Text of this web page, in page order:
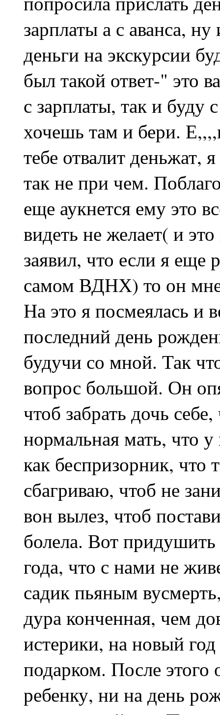
зарплаты а с аванса,
деньги на экскурсии
был такой ответ-" это
с зарплаты, так и буду
хочешь там и бери.
тебе отвалит
так не при чем.
еще аукнется ему это
видеть не желает( и
заявил, что если я
самом ВДНХ) то он мне
На это я посмеялась и
последний день
будучи со мной. Так
вопрос большой. Он
чтоб забрать дочь
нормальная мать, что у
как беспризорник, что
сбагриваю, чтоб не
вон вылез, чтоб
болела. Вот придушить
года, что с нами не
садик пьяным
дура конченная, чем
истерики, на новый
подарком. После этого
ребенку, ни на день